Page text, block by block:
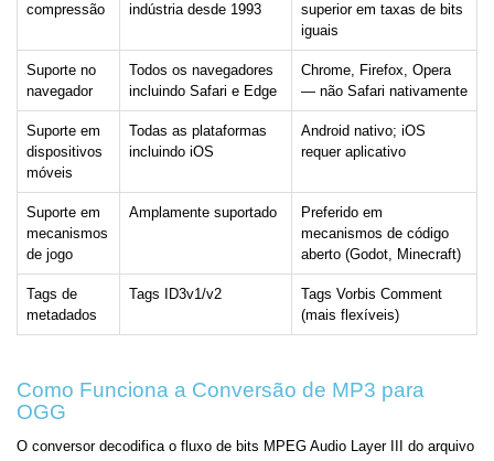
compressão
indústria desde 1993
superior em taxas de bits
iguais
Suporte no
navegador
Todos os navegadores
incluindo Safari e Edge
Chrome, Firefox, Opera
— não Safari nativamente
Suporte em
dispositivos
móveis
Todas as plataformas
incluindo iOS
Android nativo; iOS
requer aplicativo
Suporte em
mecanismos
de jogo
Amplamente suportado
Preferido em
mecanismos de código
aberto (Godot, Minecraft)
Tags de
metadados
Tags ID3v1/v2
Tags Vorbis Comment
(mais flexíveis)
Como Funciona a Conversão de MP3 para
OGG
O conversor decodifica o fluxo de bits MPEG Audio Layer III do arquivo